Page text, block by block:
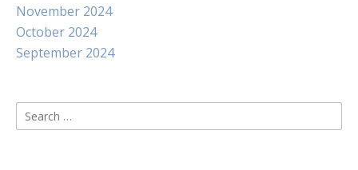
November 2024
October 2024
September 2024
Search
for: